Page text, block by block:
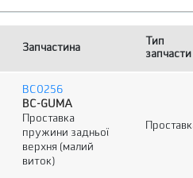
Запчастина
Тип
запчасти
BC0256
BC-GUMA
Проставка
пружини задньої
верхня (малий
виток)